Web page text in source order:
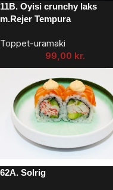
11B. Oyisi crunchy laks
m.Rejer Tempura
Toppet-uramaki
99,00 kr.
62A. Solrig